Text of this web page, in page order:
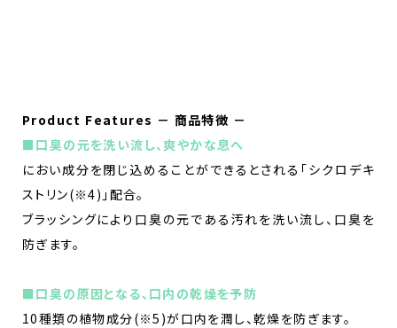
Product Features － 商品特徴 －
■口臭の元を洗い流し、爽やかな息へ
におい成分を閉じ込めることができるとされる「シクロデキ
ストリン(※4)」配合。
ブラッシングにより口臭の元である汚れを洗い流し、口臭を
防ぎます。
■口臭の原因となる、口内の乾燥を予防
10種類の植物成分(※5)が口内を潤し、乾燥を防ぎます。